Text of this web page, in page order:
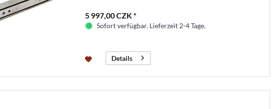
5 997,00 CZK *
Sofort verfügbar. Lieferzeit 2-4 Tage.
Details